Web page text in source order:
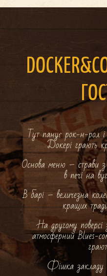
Тут панує рок-н-рол
Докері грають
Основа меню – страви з
в печі на
В барі – величезна
кращих
На другому
атмосферний Blues-
Фішка закладу